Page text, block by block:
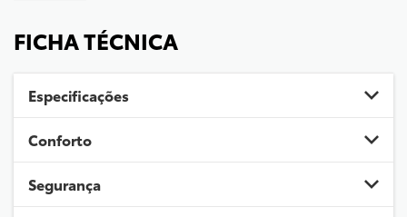
FICHA TÉCNICA
Especificações
Conforto
Segurança